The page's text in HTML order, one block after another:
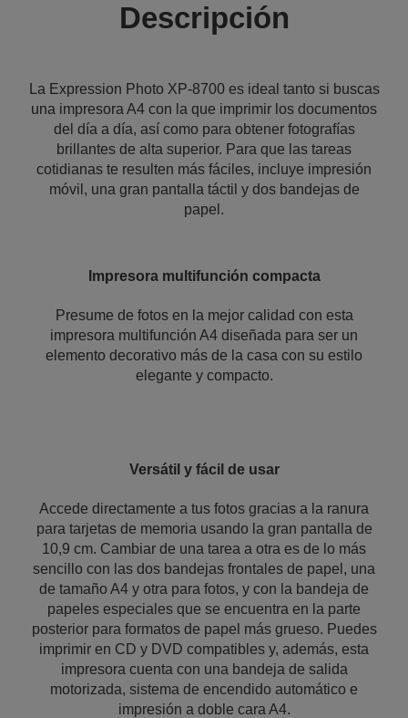
Descripción
La Expression Photo XP-8700 es ideal tanto si buscas
una impresora A4 con la que imprimir los documentos
del día a día, así como para obtener fotografías
brillantes de alta superior. Para que las tareas
cotidianas te resulten más fáciles, incluye impresión
móvil, una gran pantalla táctil y dos bandejas de
papel.
Impresora multifunción compacta
Presume de fotos en la mejor calidad con esta
impresora multifunción A4 diseñada para ser un
elemento decorativo más de la casa con su estilo
elegante y compacto.
Versátil y fácil de usar
Accede directamente a tus fotos gracias a la ranura
para tarjetas de memoria usando la gran pantalla de
10,9 cm. Cambiar de una tarea a otra es de lo más
sencillo con las dos bandejas frontales de papel, una
de tamaño A4 y otra para fotos, y con la bandeja de
papeles especiales que se encuentra en la parte
posterior para formatos de papel más grueso. Puedes
imprimir en CD y DVD compatibles y, además, esta
impresora cuenta con una bandeja de salida
motorizada, sistema de encendido automático e
impresión a doble cara A4.